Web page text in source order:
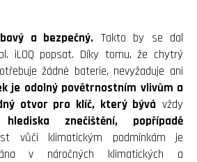
a bezpečný. Takto by se dal
iLOQ popsat. Díky tomu, že chytrý
žádné baterie, nevyžaduje ani
je odolný povětrnostním vlivům a
otvor pro klíč, který bývá vždy
znečištění, popřípadě
vůči klimatickým podmínkám je
v náročných klimatických a